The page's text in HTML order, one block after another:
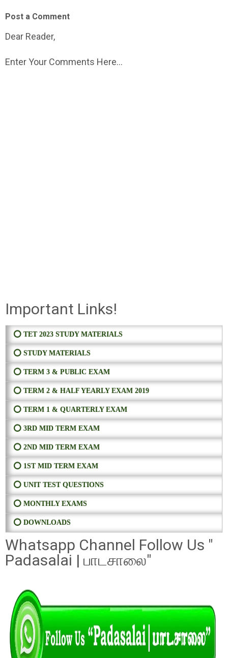
Post a Comment
Dear Reader,
Enter Your Comments Here...
Important Links!
⭕ TET 2023 STUDY MATERIALS
⭕ STUDY MATERIALS
⭕ TERM 3 & PUBLIC EXAM
⭕ TERM 2 & HALF YEARLY EXAM 2019
⭕ TERM 1 & QUARTERLY EXAM
⭕ 3RD MID TERM EXAM
⭕ 2ND MID TERM EXAM
⭕ 1ST MID TERM EXAM
⭕ UNIT TEST QUESTIONS
⭕ MONTHLY EXAMS
⭕ DOWNLOADS
Whatsapp Channel Follow Us "
Padasalai | பாடசாலை"